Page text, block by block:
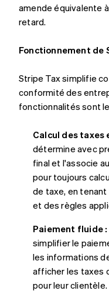
amende équivalente
retard.
Fonctionnement de
Stripe Tax simplifie
conformité des
fonctionnalités sont
Calcul des taxes
détermine avec
final et l'associe
pour toujours
de taxe, en
et des règles
Paiement fluide :
simplifier le
les informations
afficher les taxes
pour leur clientèle.